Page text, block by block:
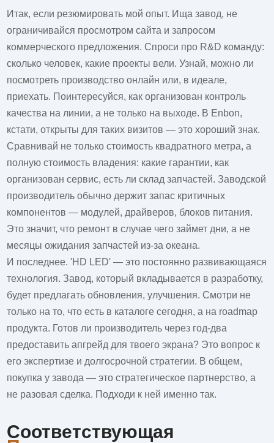
Итак, если резюмировать мой опыт. Ища завод, не
ограничивайся просмотром сайта и запросом
коммерческого предложения. Спроси про R&D команду:
сколько человек, какие проекты вели. Узнай, можно ли
посмотреть производство онлайн или, в идеале,
приехать. Поинтересуйся, как организован контроль
качества на линии, а не только на выходе. В Enbon,
кстати, открыты для таких визитов — это хороший знак.
Сравнивай не только стоимость квадратного метра, а
полную стоимость владения: какие гарантии, как
организован сервис, есть ли склад запчастей. Заводской
производитель обычно держит запас критичных
компонентов — модулей, драйверов, блоков питания.
Это значит, что ремонт в случае чего займет дни, а не
месяцы ожидания запчастей из-за океана.
И последнее. 'HD LED' — это постоянно развивающаяся
технология. Завод, который вкладывается в разработку,
будет предлагать обновления, улучшения. Смотри не
только на то, что есть в каталоге сегодня, а на roadmap
продукта. Готов ли производитель через год-два
предоставить апгрейд для твоего экрана? Это вопрос к
его экспертизе и долгосрочной стратегии. В общем,
покупка у завода — это стратегическое партнерство, а
не разовая сделка. Подходи к ней именно так.
Соответствующая